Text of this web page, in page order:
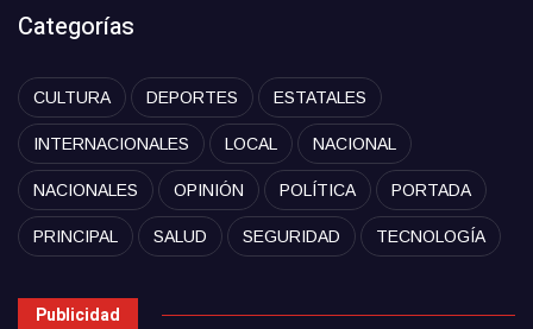
Categorías
CULTURA DEPORTES ESTATALES
INTERNACIONALES LOCAL NACIONAL
NACIONALES OPINIÓN POLÍTICA PORTADA
PRINCIPAL SALUD SEGURIDAD TECNOLOGÍA
Publicidad